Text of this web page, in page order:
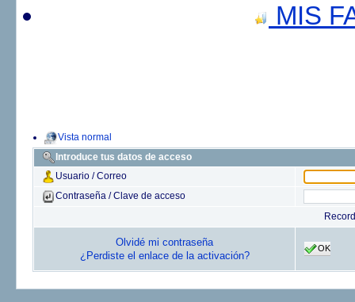
MIS
Vista normal
Introduce tus datos de acceso
Usuario / Correo
Contraseña / Clave de acceso
Olvidé mi contraseña
¿Perdiste el enlace de la activación?
OK